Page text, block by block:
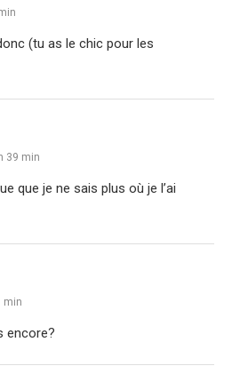
(tu as le chic pour les
39 min
que je ne sais plus où je l’ai
min
encore?